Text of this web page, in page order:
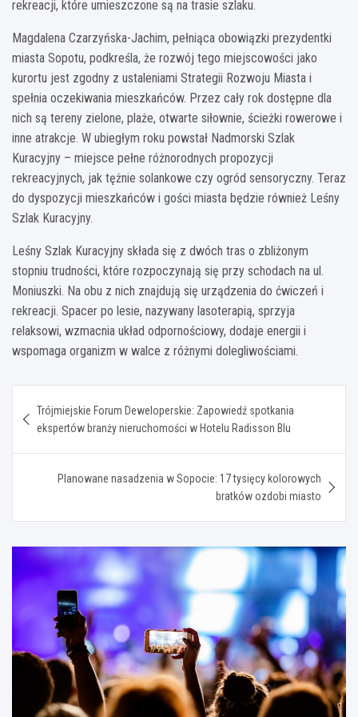
rekreacji, które umieszczone są na trasie szlaku.
Magdalena Czarzyńska-Jachim, pełniąca obowiązki prezydentki
miasta Sopotu, podkreśla, że rozwój tego miejscowości jako
kurortu jest zgodny z ustaleniami Strategii Rozwoju Miasta i
spełnia oczekiwania mieszkańców. Przez cały rok dostępne dla
nich są tereny zielone, plaże, otwarte siłownie, ścieżki rowerowe i
inne atrakcje. W ubiegłym roku powstał Nadmorski Szlak
Kuracyjny – miejsce pełne różnorodnych propozycji
rekreacyjnych, jak tężnie solankowe czy ogród sensoryczny. Teraz
do dyspozycji mieszkańców i gości miasta będzie również Leśny
Szlak Kuracyjny.
Leśny Szlak Kuracyjny składa się z dwóch tras o zbliżonym
stopniu trudności, które rozpoczynają się przy schodach na ul.
Moniuszki. Na obu z nich znajdują się urządzenia do ćwiczeń i
rekreacji. Spacer po lesie, nazywany lasoterapią, sprzyja
relaksowi, wzmacnia układ odpornościowy, dodaje energii i
wspomaga organizm w walce z różnymi dolegliwościami.
wpisu
Trójmiejskie Forum Deweloperskie: Zapowiedź spotkania
ekspertów branży nieruchomości w Hotelu Radisson Blu
Planowane nasadzenia w Sopocie: 17 tysięcy kolorowych
bratków ozdobi miasto